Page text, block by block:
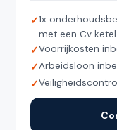
1x
met een Cv
Voorrijkosten
Arbeidsloon